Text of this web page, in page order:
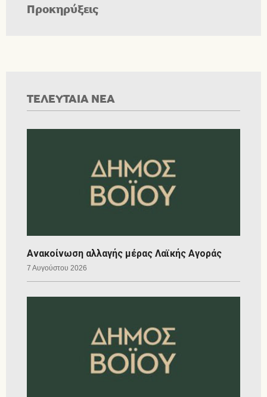
Προκηρύξεις
ΤΕΛΕΥΤΑΙΑ ΝΕΑ
Ανακοίνωση αλλαγής μέρας Λαϊκής Αγοράς
7 Αυγούστου 2026